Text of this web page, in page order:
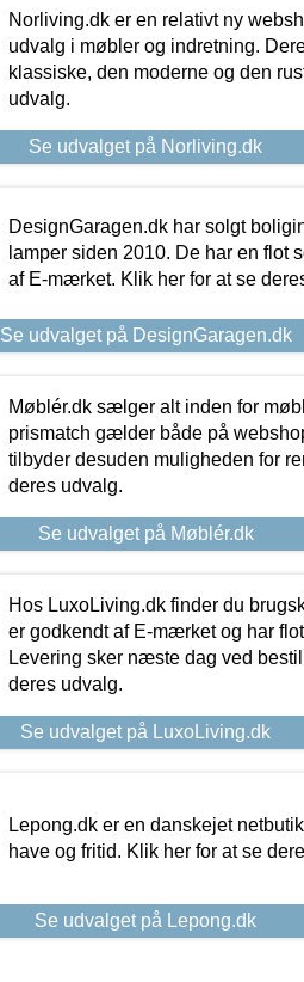
Norliving.dk er en relativt ny
udvalg i møbler og indretning.
klassiske, den moderne og den
udvalg.
Se udvalget på Norliving.dk
DesignGaragen.dk har solgt
lamper siden 2010. De har en flot
af E-mærket. Klik her for at se
Se udvalget på DesignGaragen.dk
Møblér.dk sælger alt inden for
prismatch gælder både på
tilbyder desuden muligheden for
deres udvalg.
Se udvalget på Møblér.dk
Hos LuxoLiving.dk finder du
er godkendt af E-mærket og har
Levering sker næste dag ved
deres udvalg.
Se udvalget på LuxoLiving.dk
Lepong.dk er en danskejet
have og fritid. Klik her for at se
Se udvalget på Lepong.dk